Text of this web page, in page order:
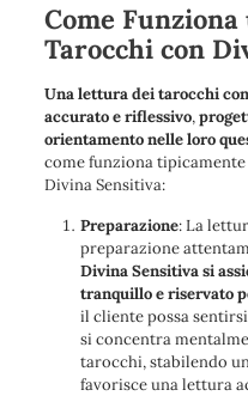
Come
Tarocchi con
Una lettura dei tarocchi
accurato e riflessivo,
orientamento nelle loro
come funziona
Divina Sensitiva:
Preparazione: La
preparazione
Divina Sensitiva si
tranquillo e riservato
il cliente possa
si concentra
tarocchi, stabilendo
favorisce una lettura